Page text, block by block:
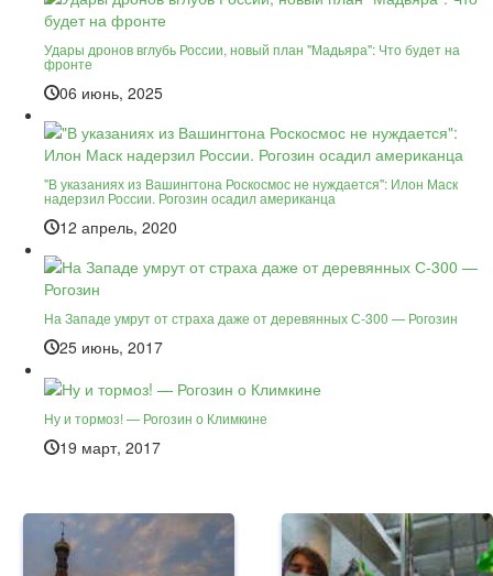
Удары дронов вглубь России, новый план "Мадьяра": Что будет на
фронте
06 июнь, 2025
"В указаниях из Вашингтона Роскосмос не нуждается": Илон Маск
надерзил России. Рогозин осадил американца
12 апрель, 2020
На Западе умрут от страха даже от деревянных С-300 — Рогозин
25 июнь, 2017
Ну и тормоз! — Рогозин о Климкине
19 март, 2017